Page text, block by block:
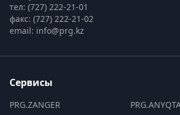
тел: (727) 222-21-01
факс: (727) 222-21-02
email: info@prg.kz
Сервисы
PRG.ZANGER